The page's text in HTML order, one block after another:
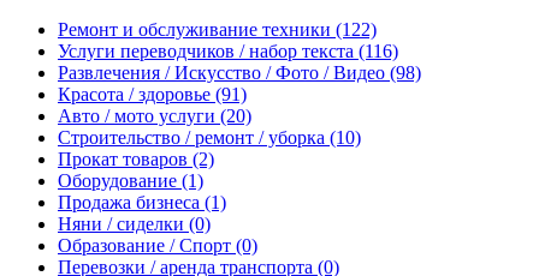
Ремонт и обслуживание техники (122)
Услуги переводчиков / набор текста (116)
Развлечения / Искусство / Фото / Видео (98)
Красота / здоровье (91)
Авто / мото услуги (20)
Строительство / ремонт / уборка (10)
Прокат товаров (2)
Оборудование (1)
Продажа бизнеса (1)
Няни / сиделки (0)
Образование / Спорт (0)
Перевозки / аренда транспорта (0)